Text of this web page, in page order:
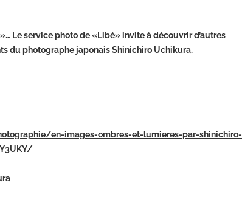
Le service photo de «Libé» invite à découvrir d’autres
du photographe japonais Shinichiro Uchikura.
en-images-ombres-et-lumieres-par-shinichiro-